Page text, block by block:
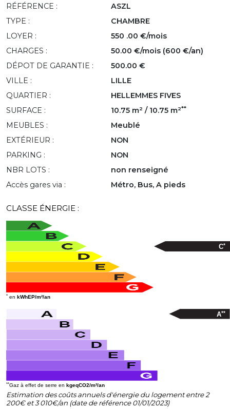
RÉFÉRENCE :
ASZL
TYPE :
CHAMBRE
LOYER :
550 .00 €/mois
CHARGES :
50.00 €/mois (600 €/an)
DÉPOT DE GARANTIE :
500.00 €
VILLE :
LILLE
QUARTIER :
HELLEMMES FIVES
SURFACE :
10.75 m² / 10.75 m²**
MEUBLES :
Meublé
EXTÉRIEUR :
NON
PARKING :
NON
NBR LOTS :
non renseigné
Accès gares via :
Métro, Bus, A pieds
CLASSE ÉNERGIE :
C*
* en kWhEP/m²/an
A**
**Gaz à effet de serre en kgeqCO2/m²/an
Estimation des coûts annuels d'énergie du logement entre 2
200€ et 3 010€/an (date de référence 01/01/2023)